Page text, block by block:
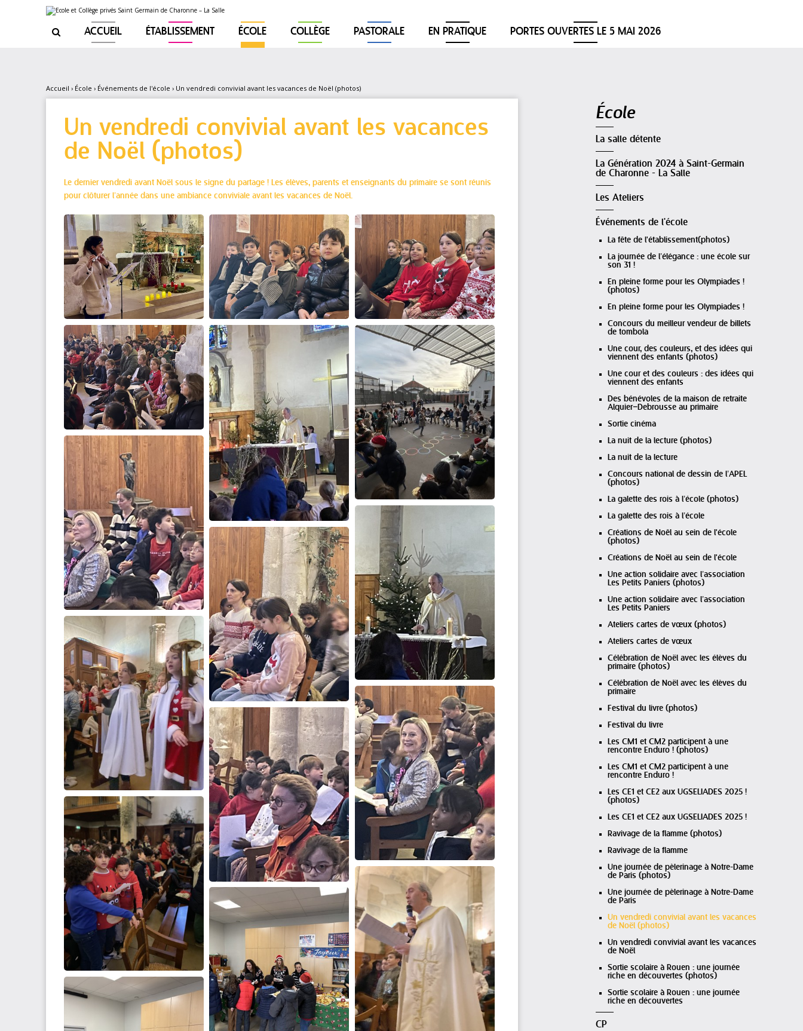
 ACCUEIL ÉTABLISSEMENT ÉCOLE COLLÈGE PASTORALE EN PRATIQUE PORTES OUVERTES LE 5 MAI 2026
Accueil › École › Événements de l'école › Un vendredi convivial avant les vacances de Noël (photos)
Un vendredi convivial avant les vacances
de Noël (photos)
Le dernier vendredi avant Noël sous le signe du partage ! Les élèves, parents et enseignants du primaire se sont réunis
pour clôturer l’année dans une ambiance conviviale avant les vacances de Noël.
Navigation
École
La salle détente
La Génération 2024 à Saint-Germain
de Charonne - La Salle
Les Ateliers
Événements de l'école
La fête de l'établissement(photos)
La journée de l’élégance : une école sur
son 31 !
En pleine forme pour les Olympiades !
(photos)
En pleine forme pour les Olympiades !
Concours du meilleur vendeur de billets
de tombola
Une cour, des couleurs, et des idées qui
viennent des enfants (photos)
Une cour et des couleurs : des idées qui
viennent des enfants
Des bénévoles de la maison de retraite
Alquier–Debrousse au primaire
Sortie cinéma
La nuit de la lecture (photos)
La nuit de la lecture
Concours national de dessin de l’APEL
(photos)
La galette des rois à l’école (photos)
La galette des rois à l’école
Créations de Noêl au sein de l'école
(photos)
Créations de Noël au sein de l'école
Une action solidaire avec l’association
Les Petits Paniers (photos)
Une action solidaire avec l’association
Les Petits Paniers
Ateliers cartes de vœux (photos)
Ateliers cartes de vœux
Célébration de Noël avec les élèves du
primaire (photos)
Célébration de Noël avec les élèves du
primaire
Festival du livre (photos)
Festival du livre
Les CM1 et CM2 participent à une
rencontre Enduro ! (photos)
Les CM1 et CM2 participent à une
rencontre Enduro !
Les CE1 et CE2 aux UGSELIADES 2025 !
(photos)
Les CE1 et CE2 aux UGSELIADES 2025 !
Ravivage de la flamme (photos)
Ravivage de la flamme
Une journée de pèlerinage à Notre-Dame
de Paris (photos)
Une journée de pèlerinage à Notre-Dame
de Paris
Un vendredi convivial avant les vacances
de Noël (photos)
Un vendredi convivial avant les vacances
de Noël
Sortie scolaire à Rouen : une journée
riche en découvertes (photos)
Sortie scolaire à Rouen : une journée
riche en découvertes
CP